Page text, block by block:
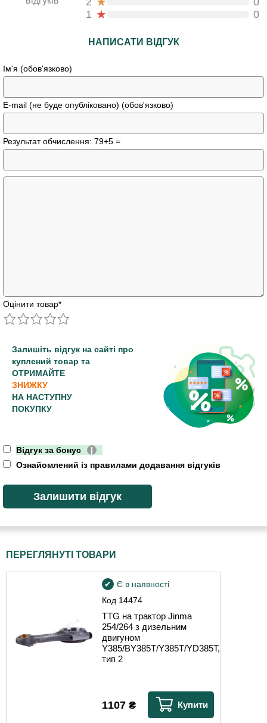
1 ★ 0
НАПИСАТИ ВІДГУК
Ім'я (обов'язково)
E-mail (не буде опубліковано) (обов'язково)
Результат обчислення: 79+5 =
Оцінити товар*
Залишіть відгук на сайті про
куплений товар та
ОТРИМАЙТЕ
ЗНИЖКУ
НА НАСТУПНУ
ПОКУПКУ
Відгук за бонус
|
Ознайомлений із правилами додавання відгуків
ПЕРЕГЛЯНУТІ ТОВАРИ
Код 14474
Є в наявності
TTG на трактор Jinma
254/264 з дизельним
двигуном
Y385/BY385T/Y385T/YD385T,
тип 2
1107 ₴ Купити